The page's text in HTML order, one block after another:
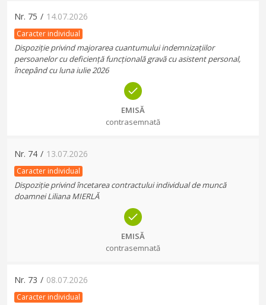
Nr. 75 / 14.07.2026
Caracter individual
Dispoziție privind majorarea cuantumului indemnizațiilor
persoanelor cu deficiență funcțională gravă cu asistent personal,
începând cu luna iulie 2026
EMISĂ
contrasemnată
Nr. 74 / 13.07.2026
Caracter individual
Dispoziție privind încetarea contractului individual de muncă
doamnei Liliana MIERLĂ
EMISĂ
contrasemnată
Nr. 73 / 08.07.2026
Caracter individual